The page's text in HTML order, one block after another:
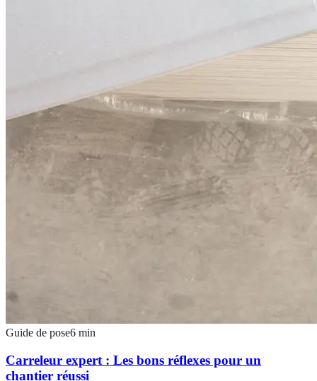
Guide de pose6 min
Carreleur expert : Les bons réflexes pour un
chantier réussi